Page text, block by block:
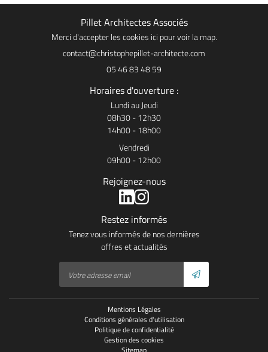

Agrandir la photoPillet Architectes Associés
Merci d'accepter les cookies ici pour voir la map.
05 46 83 48 59
Horaires d'ouverture :
Lundi au Jeudi
08h30 - 12h30
14h00 - 18h00
Vendredi
09h00 - 12h00
Rejoignez-nous
Restez informés
Tenez vous informés de nos dernières
offres et actualités
Mentions Légales
Conditions générales d'utilisation
Politique de confidentialité
Gestion des cookies